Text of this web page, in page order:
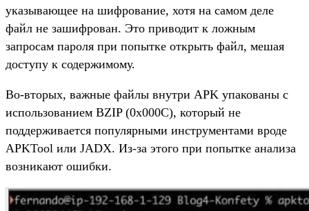
указывающее на шифрование, хотя на самом деле
файл не зашифрован. Это приводит к ложным
запросам пароля при попытке открыть файл, мешая
доступу к содержимому.
Во-вторых, важные файлы внутри APK упакованы с
использованием BZIP (0x000C), который не
поддерживается популярными инструментами вроде
APKTool или JADX. Из-за этого при попытке анализа
возникают ошибки.